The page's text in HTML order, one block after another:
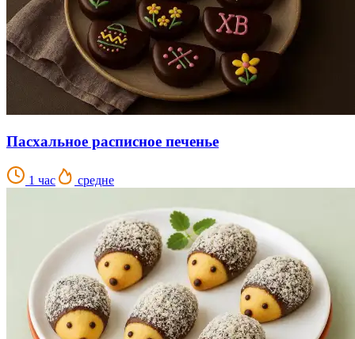
Пасхальное расписное печенье
1 час средне